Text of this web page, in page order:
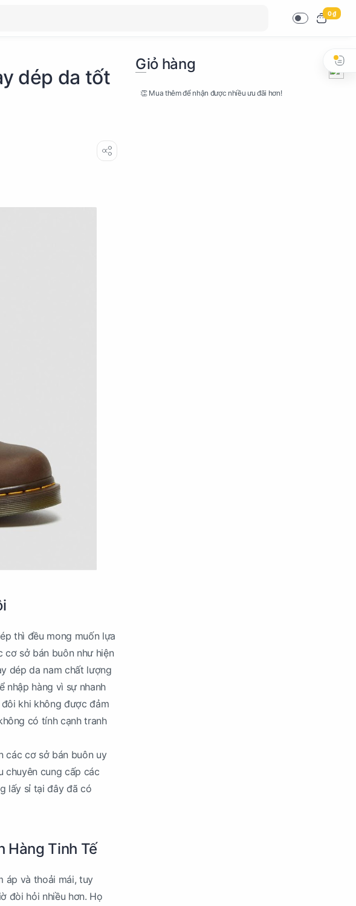
0 ₫
dép da tốt
thì đều mong muốn lựa
sở bán buôn như hiện
dép da nam chất lượng
nhập hàng vì sự nhanh
khi không được đảm
có tính cạnh tranh
các cơ sở bán buôn uy
chuyên cung cấp các
lấy sỉ tại đây đã có
Hàng Tinh Tế
áp và thoải mái, tuy
đòi hỏi nhiều hơn. Họ
Giỏ hàng
👏 Mua thêm để nhận được nhiều ưu đãi hơn!